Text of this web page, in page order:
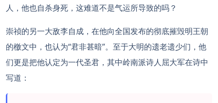
人，他也自杀身死，这难道不是气运所导致的吗？
崇祯的另一大敌李自成，在他向全国发布的彻底摧毁明王朝
的檄文中，也认为“君非甚暗”。至于大明的遗老遗少们，他
们更是把他认定为一代圣君，其中岭南派诗人屈大军在诗中
写道：